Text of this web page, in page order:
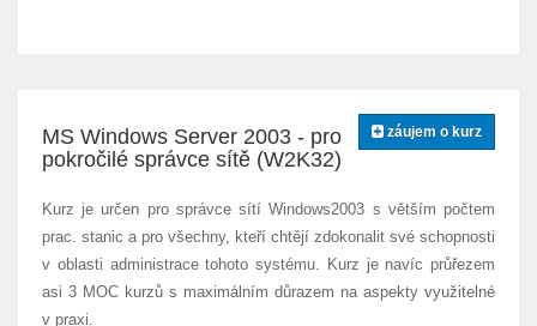
záujem o kurz
MS Windows Server 2003 - pro
pokročilé správce sítě (W2K32)
Kurz je určen pro správce sítí Windows2003 s větším počtem
prac. stanic a pro všechny, kteří chtějí zdokonalit své schopnosti
v oblasti administrace tohoto systému. Kurz je navíc průřezem
asi 3 MOC kurzů s maximálním důrazem na aspekty využitelné
v praxi.